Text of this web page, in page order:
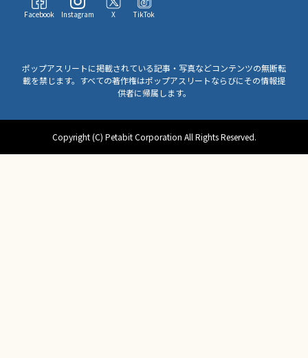
Facebook Instagram X TikTok
ポップアスリートに掲載されている記事・写真などコンテンツの無断転
載を禁じます。すべての著作権はポップアスリートならびにその情報提
供者に帰属します。
Copyright (C) Petabit Corporation All Rights Reserved.